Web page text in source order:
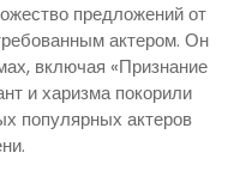
предложений от
актером. Он
включая «Признание
и харизма покорили
популярных актеров